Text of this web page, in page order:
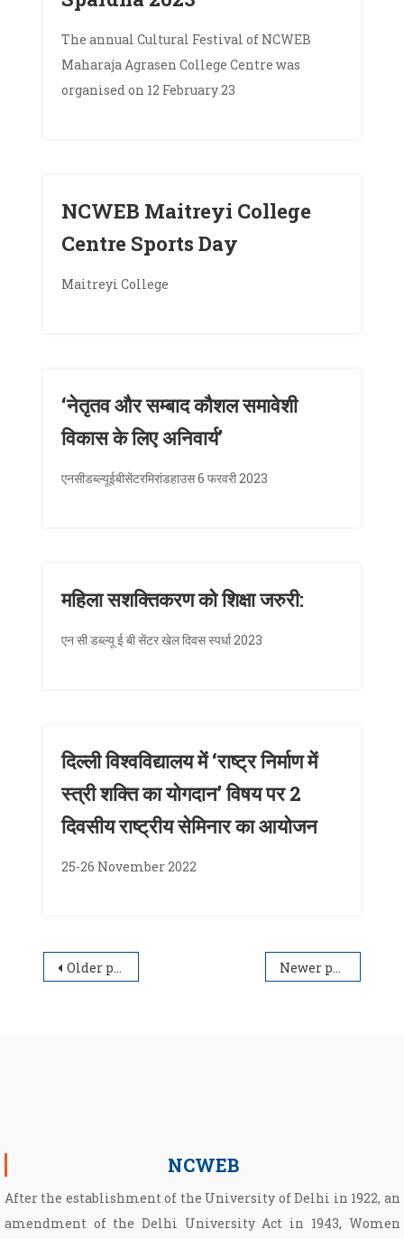
The annual Cultural Festival of NCWEB
Maharaja Agrasen College Centre was
organised on 12 February 23
NCWEB Maitreyi College
Centre Sports Day
Maitreyi College
‘नेतृतव और सम्बाद कौशल समावेशी
विकास के लिए अनिवार्य’
एनसीडब्ल्यूईबीसेंटरमिरांडहाउस 6 फरवरी 2023
महिला सशक्तिकरण को शिक्षा जरुरी:
एन सी डब्ल्यू ई बी सेंटर खेल दिवस स्पर्धा 2023
दिल्ली विश्वविद्यालय में ‘राष्ट्र निर्माण में
स्त्री शक्ति का योगदान’ विषय पर 2
दिवसीय राष्ट्रीय सेमिनार का आयोजन
25-26 November 2022
Posts navigation
Older posts Newer posts
NCWEB
After the establishment of the University of Delhi in 1922, an
amendment of the Delhi University Act in 1943, Women